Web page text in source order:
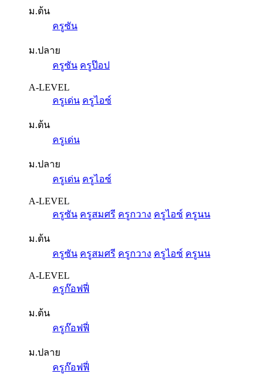
ม.ต้น
ครูซัน
ม.ปลาย
ครูซัน ครูป๊อป
A-LEVEL
ครูเด่น ครูไอซ์
ม.ต้น
ครูเด่น
ม.ปลาย
ครูเด่น ครูไอซ์
A-LEVEL
ครูซัน ครูสมศรี ครูกวาง ครูไอซ์ ครูนน
ม.ต้น
ครูซัน ครูสมศรี ครูกวาง ครูไอซ์ ครูนน
A-LEVEL
ครูก๊อฟฟี่
ม.ต้น
ครูก๊อฟฟี่
ม.ปลาย
ครูก๊อฟฟี่